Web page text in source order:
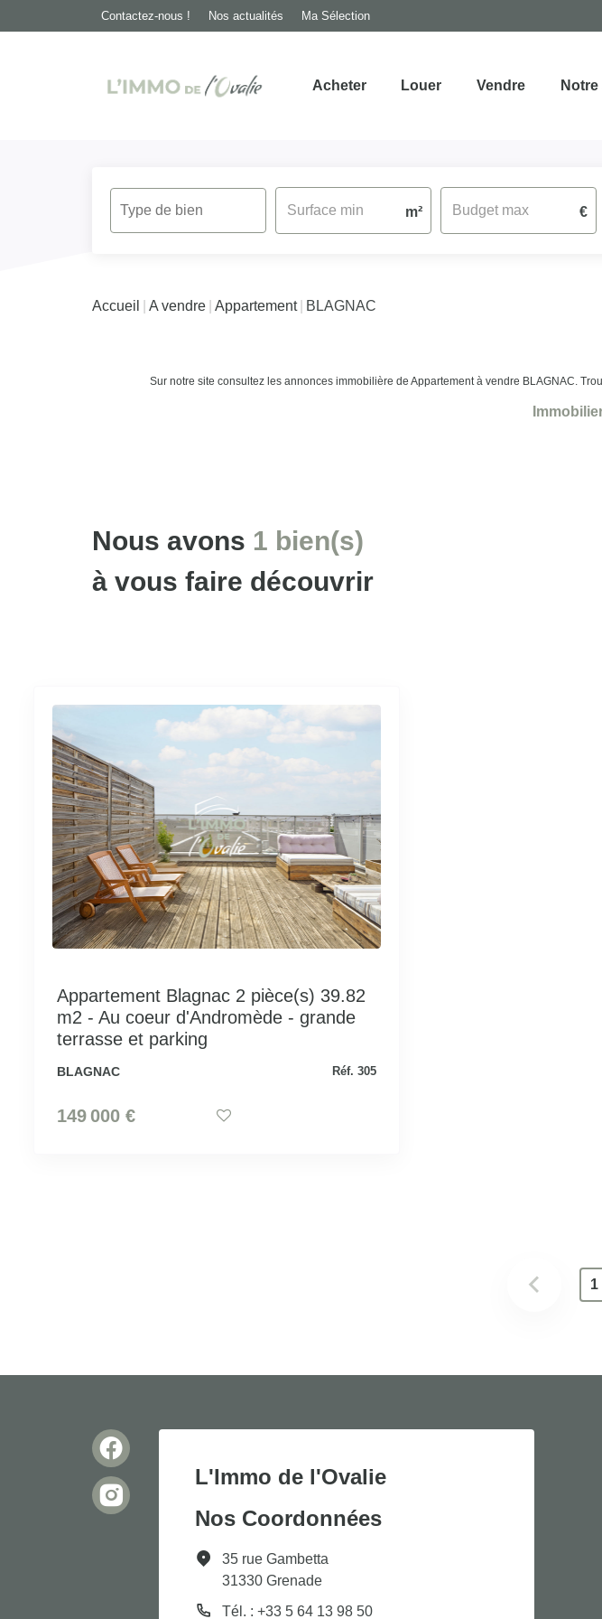
Contactez-nous ! Nos actualités Ma Sélection
Acheter Louer Vendre
m² €
Accueil A vendre Appartement BLAGNAC
Sur notre site consultez les annonces immobilière de Appartement à vendre BLAGNAC.
Nous avons 1 bien(s)
à vous faire découvrir
Appartement Blagnac 2 pièce(s) 39.82
m2 - Au coeur d'Andromède - grande
terrasse et parking
BLAGNAC Réf. 305
149 000 €
1
L'Immo de l'Ovalie
Nos Coordonnées
35 rue Gambetta
31330 Grenade
Tél. : +33 5 64 13 98 50